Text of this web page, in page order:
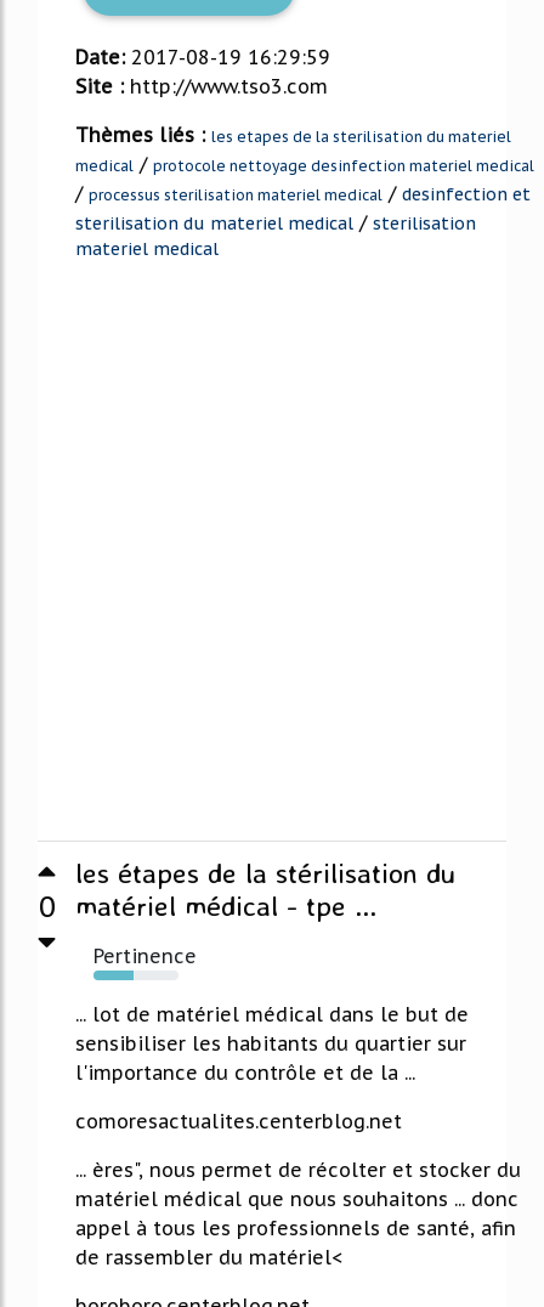
Date: 2017-08-19 16:29:59
Site : http://www.tso3.com
Thèmes liés : les etapes de la sterilisation du materiel
medical / protocole nettoyage desinfection materiel medical
/ processus sterilisation materiel medical / desinfection et
sterilisation du materiel medical / sterilisation
materiel medical
0
les étapes de la stérilisation du
matériel médical - tpe ...
Pertinence
47%
... lot de matériel médical dans le but de
sensibiliser les habitants du quartier sur
l'importance du contrôle et de la ...
comoresactualites.centerblog.net
... ères", nous permet de récolter et stocker du
matériel médical que nous souhaitons ... donc
appel à tous les professionnels de santé, afin
de rassembler du matériel<